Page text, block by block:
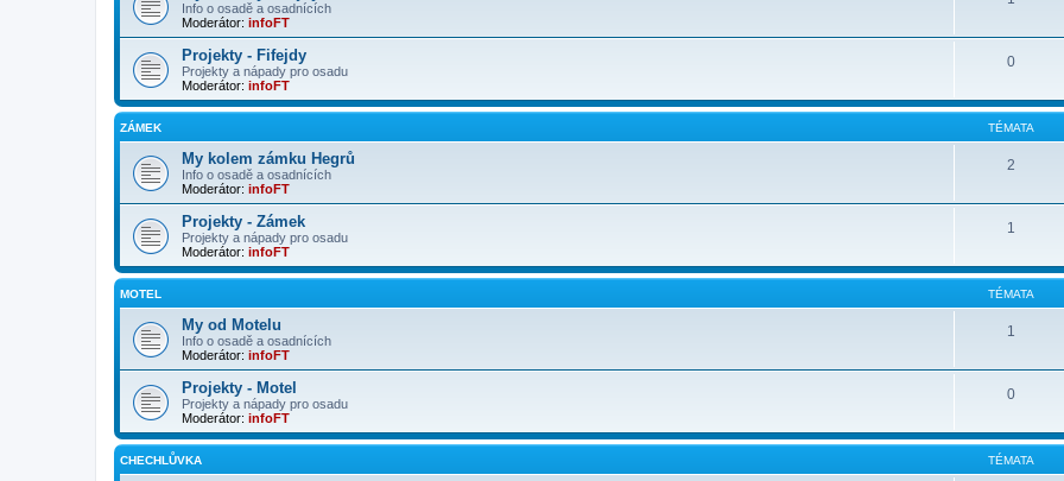
Info o osadě a osadnících
Moderátor: infoFT
Projekty - Fifejdy
Projekty a nápady pro osadu
Moderátor: infoFT
0
ZÁMEK TÉMATA
My kolem zámku Hegrů
Info o osadě a osadnících
Moderátor: infoFT
2
Projekty - Zámek
Projekty a nápady pro osadu
Moderátor: infoFT
1
MOTEL TÉMATA
My od Motelu
Info o osadě a osadnících
Moderátor: infoFT
1
Projekty - Motel
Projekty a nápady pro osadu
Moderátor: infoFT
0
CHECHLŮVKA TÉMATA